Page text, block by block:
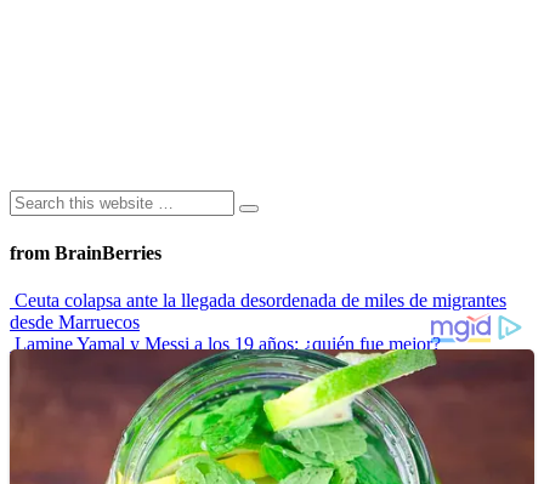
from BrainBerries
Ceuta colapsa ante la llegada desordenada de miles de migrantes
desde Marruecos
Lamine Yamal y Messi a los 19 años: ¿quién fue mejor?
“Envidiosa”, la serie argentina que muestra a una mujer real
Las 10 influencers latinas plus size que inspiran a sus seguidoras
La princesa Leonor finaliza su formación militar y se prepara para
Advertisements